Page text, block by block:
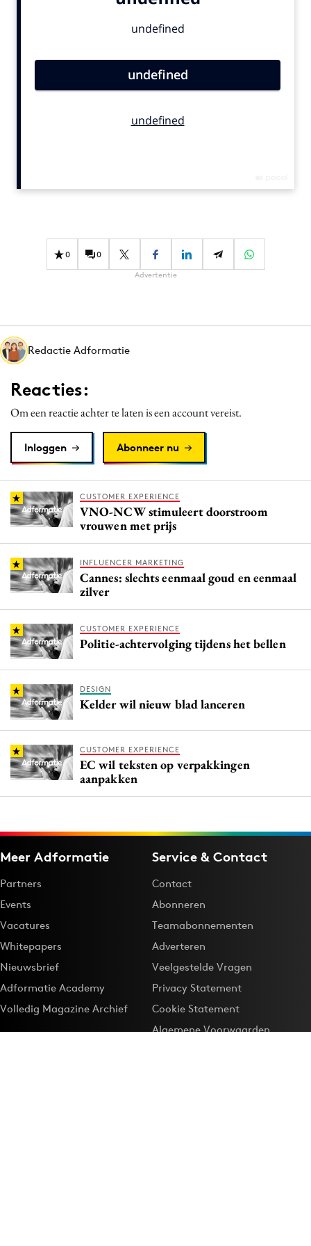
Gedragsverandering
Influencer marketing
Media
Merkstrategie
PR
Programmatic
Purpose Marketing
Reputatie & crisis
0 0
Advertentie
Redactie Adformatie
Reacties:
Om een reactie achter te laten is een account vereist.
Inloggen Abonneer nu
CUSTOMER EXPERIENCE
VNO-NCW stimuleert doorstroom
vrouwen met prijs
INFLUENCER MARKETING
Cannes: slechts eenmaal goud en eenmaal
zilver
CUSTOMER EXPERIENCE
Politie-achtervolging tijdens het bellen
DESIGN
Kelder wil nieuw blad lanceren
CUSTOMER EXPERIENCE
EC wil teksten op verpakkingen
aanpakken
Meer Adformatie
Partners
Events
Vacatures
Whitepapers
Nieuwsbrief
Adformatie Academy
Volledig Magazine Archief
Service & Contact
Contact
Abonneren
Teamabonnementen
Adverteren
Veelgestelde Vragen
Privacy Statement
Cookie Statement
Algemene Voorwaarden